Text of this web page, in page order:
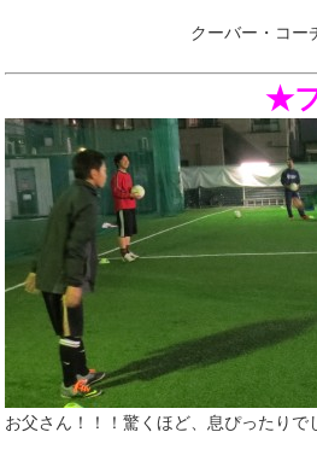
クーバー・コーチング・サ
★フォ
お父さん！！！驚くほど、息ぴったりで